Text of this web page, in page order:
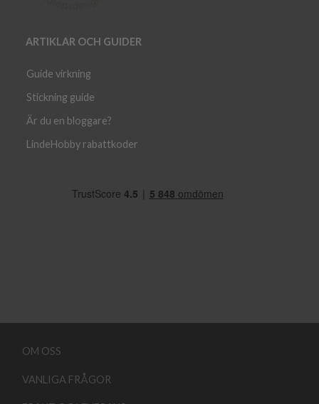
ARTIKLAR OCH GUIDER
Guide virkning
Stickning guide
Är du en bloggare?
LindeHobby rabattkoder
OM OSS
VANLIGA FRÅGOR